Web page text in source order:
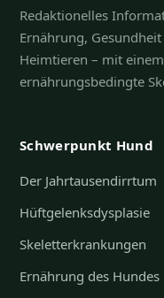
Redaktionelles
Ernährung,
Heimtieren – mit
ernährungsbedingte
Schwerpunkt Hund
Der Jahrtausendirrtum
Hüftgelenksdysplasie
Skeletterkrankungen
Ernährung des Hundes